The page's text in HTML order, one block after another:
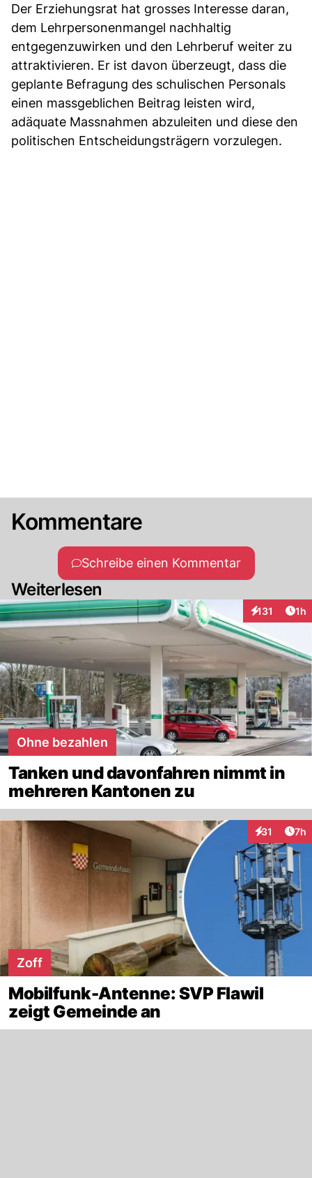
Der Erziehungsrat hat grosses Interesse daran,
dem Lehrpersonenmangel nachhaltig
entgegenzuwirken und den Lehrberuf weiter zu
attraktivieren. Er ist davon überzeugt, dass die
geplante Befragung des schulischen Personals
einen massgeblichen Beitrag leisten wird,
adäquate Massnahmen abzuleiten und diese den
politischen Entscheidungsträgern vorzulegen.
Kommentare
Schreibe einen Kommentar
Weiterlesen
131
Interaktionen
1h
Ohne bezahlen
Tanken und davonfahren nimmt in
mehreren Kantonen zu
31 7h
Zoff
Mobilfunk-Antenne: SVP Flawil
zeigt Gemeinde an